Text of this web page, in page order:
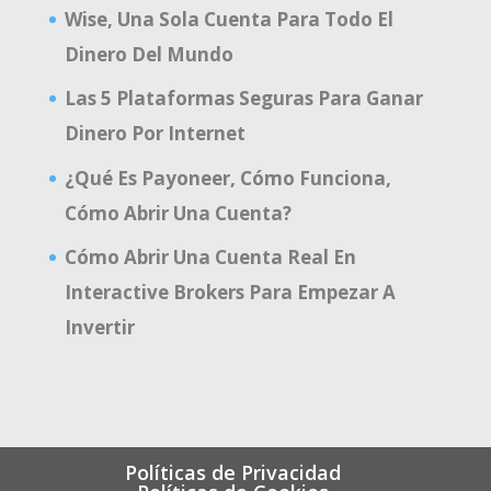
Wise, Una Sola Cuenta Para Todo El
Dinero Del Mundo
Las 5 Plataformas Seguras Para Ganar
Dinero Por Internet
¿Qué Es Payoneer, Cómo Funciona,
Cómo Abrir Una Cuenta?
Cómo Abrir Una Cuenta Real En
Interactive Brokers Para Empezar A
Invertir
Políticas de Privacidad